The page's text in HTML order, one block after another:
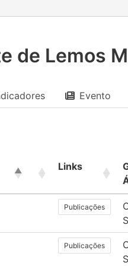
de Lemos
Evento
Links
Publicações
Publicações